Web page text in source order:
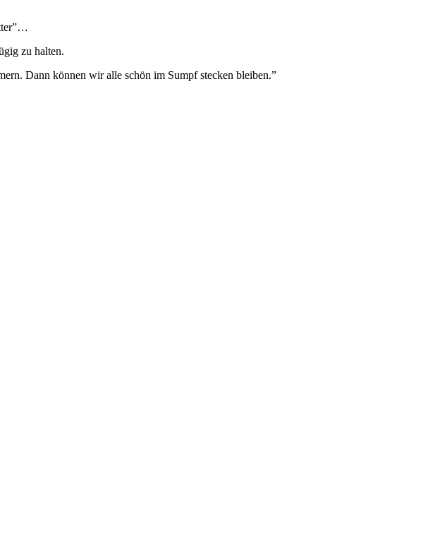
zu halten.
Dann können wir alle schön im Sumpf stecken bleiben.”